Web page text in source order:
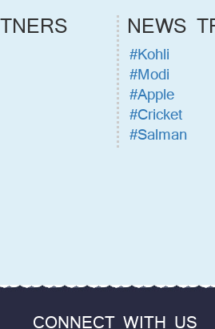
NEWS
#Kohli
#Modi
#Apple
#Cricket
#Salman
CONNECT WITH US